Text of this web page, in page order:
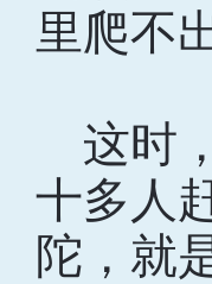
里爬不
这时
十多人
陀，就